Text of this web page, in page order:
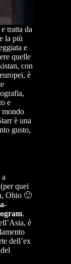
tratta da
la più
e
quelle
con
è
e
mondo
è una
gusto,
quei
Ohio 🙂
.
è
dell’ex